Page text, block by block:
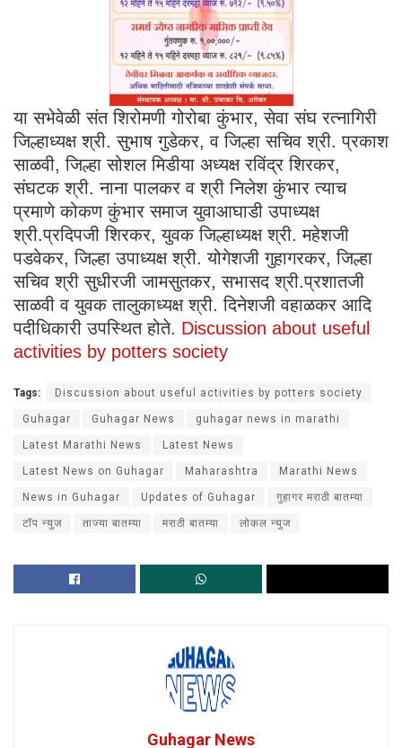
या सभेवेळी संत शिरोमणी गोरोबा कुंभार, सेवा संघ रत्नागिरी
जिल्हाध्यक्ष श्री. सुभाष गुडेकर, व जिल्हा सचिव श्री. प्रकाश
साळवी, जिल्हा सोशल मिडीया अध्यक्ष रविंद्र शिरकर,
संघटक श्री. नाना पालकर व श्री निलेश कुंभार त्याच
प्रमाणे कोकण कुंभार समाज युवाआघाडी उपाध्यक्ष
श्री.प्रदिपजी शिरकर, युवक जिल्हाध्यक्ष श्री. महेशजी
पडवेकर, जिल्हा उपाध्यक्ष श्री. योगेशजी गुहागरकर, जिल्हा
सचिव श्री सुधीरजी जामसुतकर, सभासद श्री.प्रशातजी
साळवी व युवक तालुकाध्यक्ष श्री. दिनेशजी वहाळकर आदि
पदीधिकारी उपस्थित होते. Discussion about useful
activities by potters society
Tags: Discussion about useful activities by potters society
Guhagar Guhagar News guhagar news in marathi
Latest Marathi News Latest News
Latest News on Guhagar Maharashtra Marathi News
News in Guhagar Updates of Guhagar गुहागर मराठी बातम्या
टॉप न्युज ताज्या बातम्या मराठी बातम्या लोकल न्युज
Guhagar News